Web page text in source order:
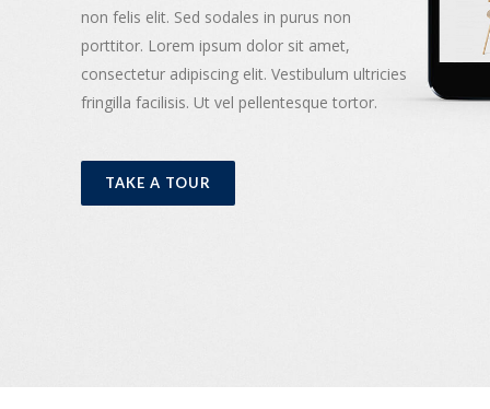
non felis elit. Sed sodales in purus non
porttitor. Lorem ipsum dolor sit amet,
consectetur adipiscing elit. Vestibulum ultricies
fringilla facilisis. Ut vel pellentesque tortor.
TAKE A TOUR